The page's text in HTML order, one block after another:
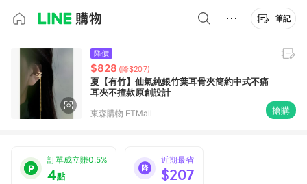
筆記
降價
$828 (降$207)
夏【有竹】仙氣純銀竹葉耳骨夾簡約中式不痛
耳夾不撞款原創設計
東森購物 ETMall 搶購
訂單成立賺0.5%
4點
近期最省
$207